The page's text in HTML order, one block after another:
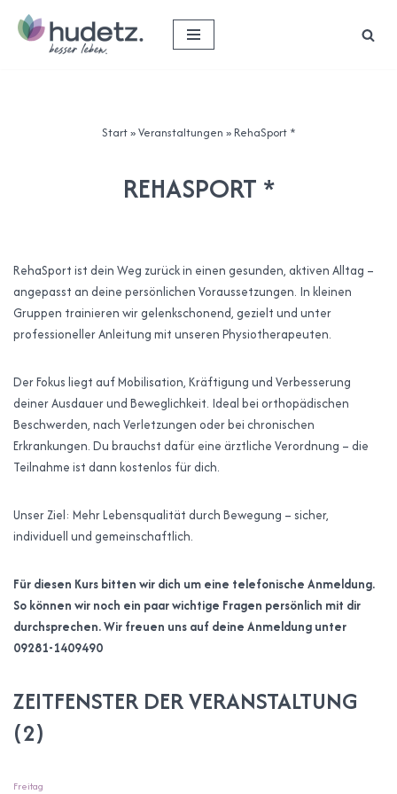
Start»Veranstaltungen » RehaSport *
REHASPORT *
RehaSport ist dein Weg zurück in einen gesunden, aktiven Alltag –
angepasst an deine persönlichen Voraussetzungen. In kleinen
Gruppen trainieren wir gelenkschonend, gezielt und unter
professioneller Anleitung mit unseren Physiotherapeuten.
Der Fokus liegt auf Mobilisation, Kräftigung und Verbesserung
deiner Ausdauer und Beweglichkeit. Ideal bei orthopädischen
Beschwerden, nach Verletzungen oder bei chronischen
Erkrankungen. Du brauchst dafür eine ärztliche Verordnung – die
Teilnahme ist dann kostenlos für dich.
Unser Ziel: Mehr Lebensqualität durch Bewegung – sicher,
individuell und gemeinschaftlich.
Für diesen Kurs bitten wir dich um eine telefonische Anmeldung.
So können wir noch ein paar wichtige Fragen persönlich mit dir
durchsprechen. Wir freuen uns auf deine Anmeldung unter
09281-1409490
ZEITFENSTER DER VERANSTALTUNG
(2)
Freitag